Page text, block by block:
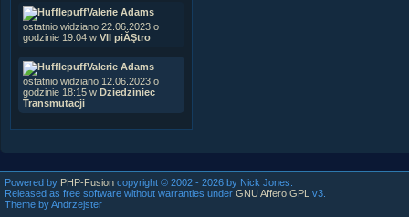
Valerie Adams
ostatnio widziano 22.06.2023 o
godzinie 19:04 w VII piĂŞtro
Valerie Adams
ostatnio widziano 12.06.2023 o
godzinie 18:15 w Dziedziniec
Transmutacji
Powered by PHP-Fusion copyright © 2002 - 2026 by Nick Jones.
Released as free software without warranties under GNU Affero GPL
v3.
Theme by Andrzejster